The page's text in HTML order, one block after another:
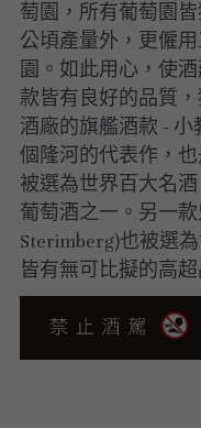
萄園，所有葡萄園
公頃產量外，更僱
園。如此用心，使
款皆有良好的品質
酒廠的旗艦酒款 - 小
個隆河的代表作，
被選為世界百大名
葡萄酒之一。另一
Sterimberg)也被選
皆有無可比擬的高